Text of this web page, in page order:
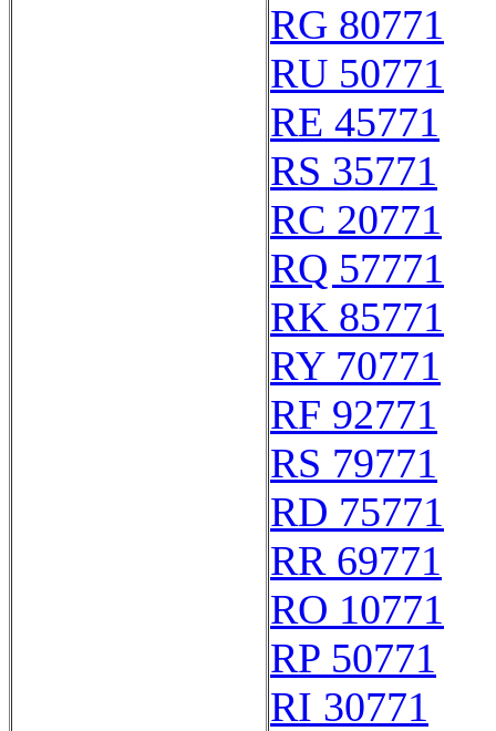
RG 80771
RU 50771
RE 45771
RS 35771
RC 20771
RQ 57771
RK 85771
RY 70771
RF 92771
RS 79771
RD 75771
RR 69771
RO 10771
RP 50771
RI 30771